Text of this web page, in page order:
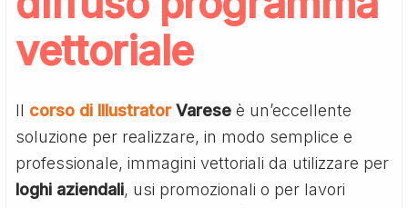
vettoriale
Il corso di IllustratorVarese è un’eccellente
soluzione per realizzare, in modo semplice e
professionale, immagini vettoriali da utilizzare per
loghi aziendali, usi promozionali o per lavori